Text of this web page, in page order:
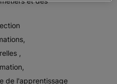
,
de l'apprentissage